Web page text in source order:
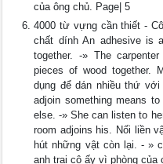
của ông chủ. Page| 5
4000 từ vựng cần thiết -
chất dính An adhesive is
together. -» The
pieces of wood
dụng để dán nhiều thứ
adjoin something means
else. -» She can listen to
room adjoins his. Nối liền
hút những vật còn lại. - »
anh trai cô ấy vì phòng của